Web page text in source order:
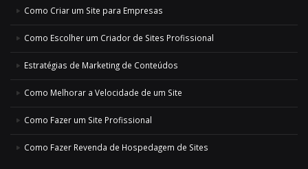
Como Criar um Site para Empresas
Como Escolher um Criador de Sites Profissional
Estratégias de Marketing de Conteúdos
Como Melhorar a Velocidade de um Site
Como Fazer um Site Profissional
Como Fazer Revenda de Hospedagem de Sites